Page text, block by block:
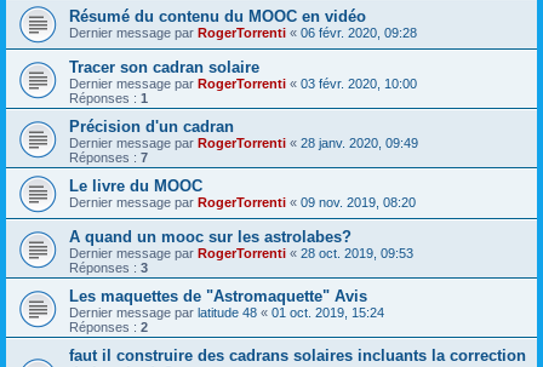
Résumé du contenu du MOOC en vidéo
Dernier message par RogerTorrenti « 06 févr. 2020, 09:28
Tracer son cadran solaire
Dernier message par RogerTorrenti « 03 févr. 2020, 10:00
Réponses : 1
Précision d'un cadran
Dernier message par RogerTorrenti « 28 janv. 2020, 09:49
Réponses : 7
Le livre du MOOC
Dernier message par RogerTorrenti « 09 nov. 2019, 08:20
A quand un mooc sur les astrolabes?
Dernier message par RogerTorrenti « 28 oct. 2019, 09:53
Réponses : 3
Les maquettes de "Astromaquette" Avis
Dernier message par latitude 48 « 01 oct. 2019, 15:24
Réponses : 2
faut il construire des cadrans solaires incluants la correction